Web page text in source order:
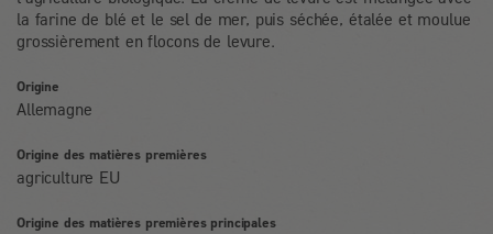
la farine de blé et le sel de mer, puis séchée, étalée et moulue
grossièrement en flocons de levure.
Origine
Allemagne
Origine des matières premières
agriculture EU
Origine des matières premières principales